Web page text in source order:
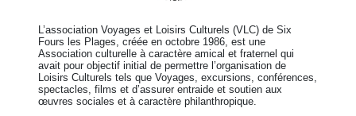
L’association Voyages et Loisirs Culturels (VLC) de Six
Fours les Plages, créée en octobre 1986, est une
Association culturelle à caractère amical et fraternel qui
avait pour objectif initial de permettre l’organisation de
Loisirs Culturels tels que Voyages, excursions, conférences,
spectacles, films et d’assurer entraide et soutien aux
œuvres sociales et à caractère philanthropique.